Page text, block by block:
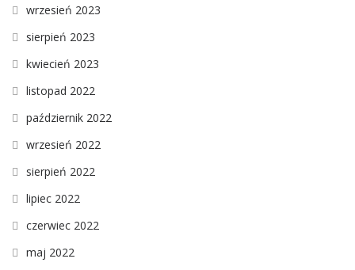
wrzesień 2023
sierpień 2023
kwiecień 2023
listopad 2022
październik 2022
wrzesień 2022
sierpień 2022
lipiec 2022
czerwiec 2022
maj 2022